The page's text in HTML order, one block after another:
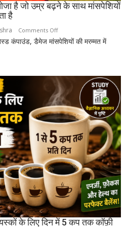
है जो उम्र बढ़ने के साथ मांसपेशियों
है
Comments Offon
रिसर्चर्स
ऐसा
कंपाउंड
खोजा
है
जो
बढ़ने
के
साथ
मांसपेशियों
की
मरम्मत
को
बेहतर
कंपाउंड, डैमेज मांसपेशियों की मरम्मत में
के लिए दिन में 5 कप तक कॉफ़ी